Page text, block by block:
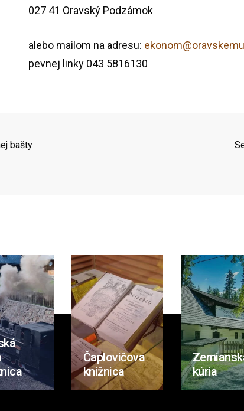
027 41 Oravský Podzámok
alebo mailom na adresu:
pevnej linky 043 5816130
bašty
Čaplovičova
knižnica
kúria